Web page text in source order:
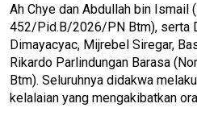
Ah Chye dan Abdullah bin Ismail
452/Pid.B/2026/PN Btm), serta
Dimayacyac, Mijrebel Siregar,
Rikardo Parlindungan Barasa
Btm). Seluruhnya didakwa
kelalaian yang mengakibatkan